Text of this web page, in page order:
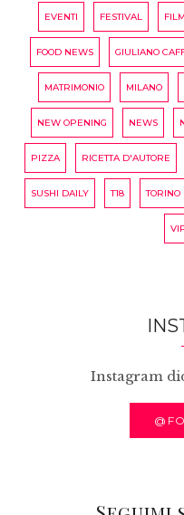
EVENTI FESTIVAL FILM
FOOD NEWS GIULIANO
MATRIMONIO MILANO
NEW OPENING NEWS
PIZZA RICETTA D'AUTORE
SUSHI DAILY T18 TORINO
Instagram